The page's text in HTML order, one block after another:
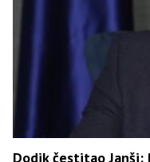
Dodik čestitao Janši: